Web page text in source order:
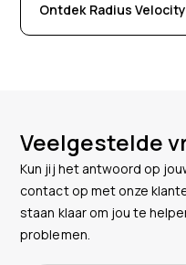
Ontdek Radius Velocity
Veelgestelde
Kun jij het antwoord op
contact op met onze
staan klaar om jou te
problemen.